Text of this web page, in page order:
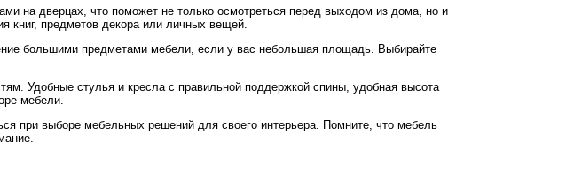
на дверцах, что поможет не только осмотреться перед выходом из дома, но и
книг, предметов декора или личных вещей.
большими предметами мебели, если у вас небольшая площадь. Выбирайте
Удобные стулья и кресла с правильной поддержкой спины, удобная высота
мебели.
при выборе мебельных решений для своего интерьера. Помните, что мебель